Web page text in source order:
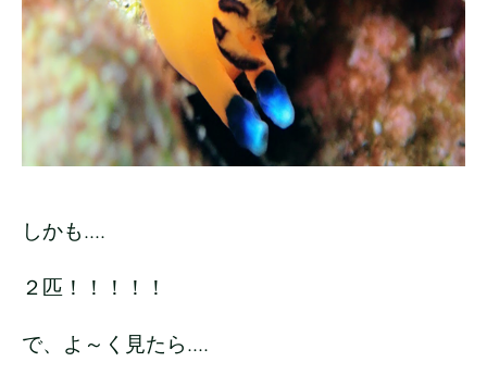
しかも....
２匹！！！！！
で、よ～く見たら....